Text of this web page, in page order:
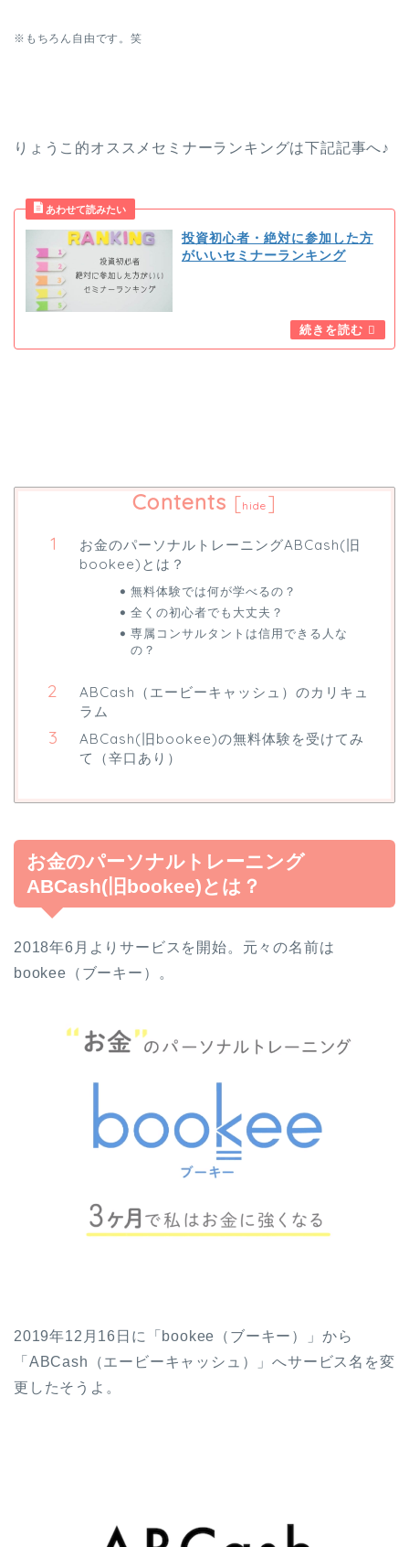
※もちろん自由です。笑
りょうこ的オススメセミナーランキングは下記記事へ♪
投資初心者・絶対に参加した方
がいいセミナーランキング
Contents [hide ]
お金のパーソナルトレーニングABCash(旧
bookee)とは？
無料体験では何が学べるの？
全くの初心者でも大丈夫？
専属コンサルタントは信用できる人な
の？
ABCash（エービーキャッシュ）のカリキュ
ラム
ABCash(旧bookee)の無料体験を受けてみ
て（辛口あり）
お金のパーソナルトレーニング
ABCash(旧bookee)とは？
2018年6月よりサービスを開始。元々の名前は
bookee（ブーキー）。
2019年12月16日に「bookee（ブーキー）」から
「ABCash（エービーキャッシュ）」へサービス名を変
更したそうよ。